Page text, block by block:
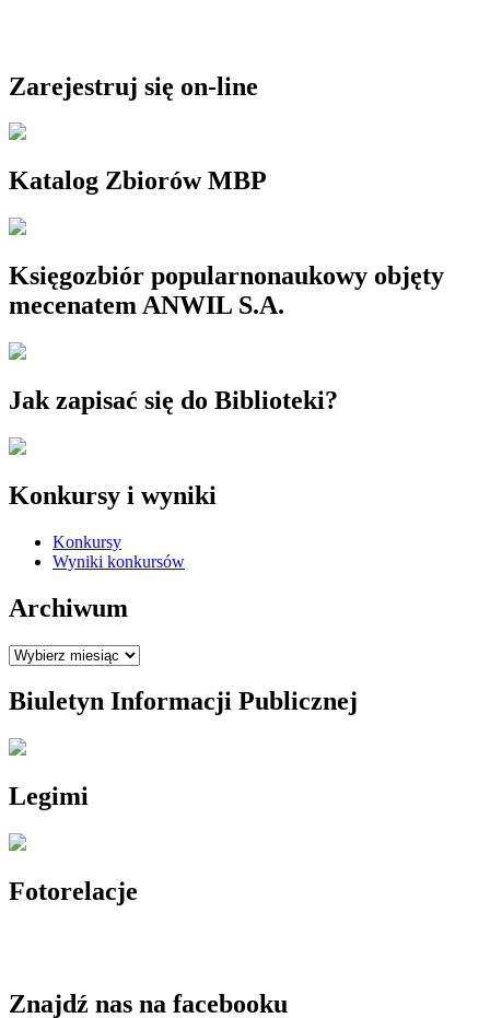
Zarejestruj się on-line
Katalog Zbiorów MBP
Księgozbiór popularnonaukowy objęty
mecenatem ANWIL S.A.
Jak zapisać się do Biblioteki?
Konkursy i wyniki
Konkursy
Wyniki konkursów
Archiwum
Archiwum
Biuletyn Informacji Publicznej
Legimi
Fotorelacje
Znajdź nas na facebooku